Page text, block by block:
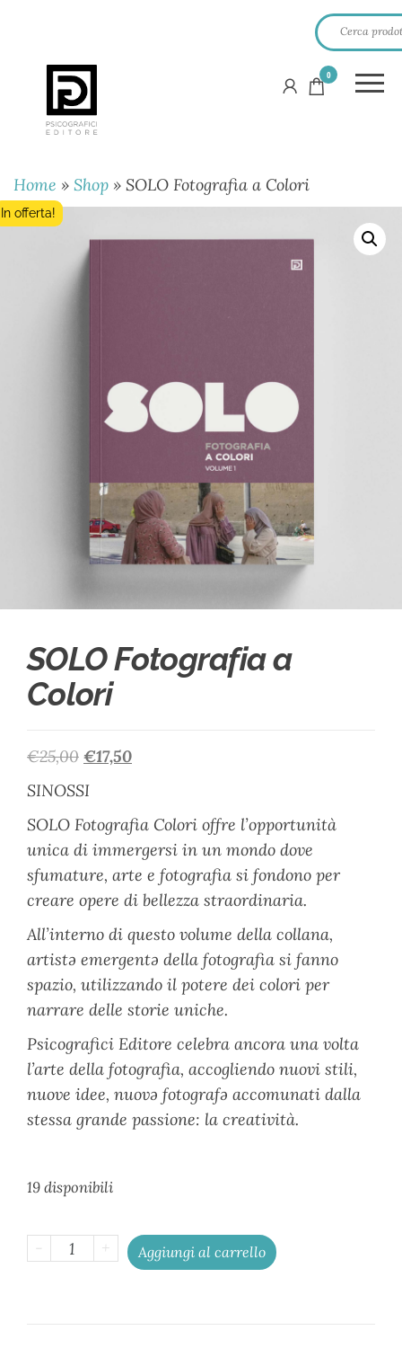
PSICOGRAFICI
EDITORE
0
Home » Shop » SOLO Fotografia a Colori
In offerta!
SOLO Fotografia a
Colori
€25,00 €17,50
SINOSSI
SOLO Fotografia Colori offre l’opportunità
unica di immergersi in un mondo dove
sfumature, arte e fotografia si fondono per
creare opere di bellezza straordinaria.
All’interno di questo volume della collana,
artistə emergentə della fotografia si fanno
spazio, utilizzando il potere dei colori per
narrare delle storie uniche.
Psicografici Editore celebra ancora una volta
l’arte della fotografia, accogliendo nuovi stili,
nuove idee, nuovə fotografə accomunati dalla
stessa grande passione: la creatività.
19 disponibili
- + Aggiungi al carrello